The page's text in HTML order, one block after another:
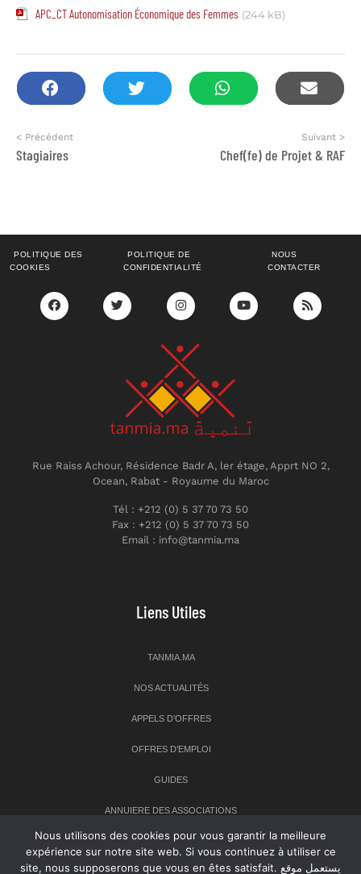
APC_CT Autonomisation Économique des Femmes (244 kB)
< Précédent
Stagiaires
Suivant >
Chef(fe) de Projet & RAF
POLITIQUE DES
COOKIES
POLITIQUE DE
CONFIDENTIALITÉ
NOUS
CONTACTER
Rue Raiss Achour, Résidence Badr A, ler étage, Apprt NO 2,
Ocean, Rabat - Royaume du Maroc
Tél : +212 (0) 5 37 70 73 50
Fax : +212 (0) 5 37 70 73 50
Email : info@tanmia.ma
Liens Utiles
TANMIA.MA
NOS ACTUALITÉS
APPELS D’OFFRES
OFFRES D’EMPLOI
GUIDES
ANNUIERE DES ASSOCIATIONS
Newsletter
Nous utilisons des cookies pour vous garantir la meilleure
expérience sur notre site web. Si vous continuez à utiliser ce
site, nous supposerons que vous en êtes satisfait. يستعمل موقع